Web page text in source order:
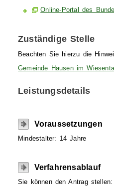
Online-Portal des
Zuständige Stelle
Beachten Sie hierzu die
Gemeinde Hausen im
Leistungsdetails
Voraussetzungen
Mindestalter: 14 Jahre
Verfahrensablauf
Sie können den Antrag stellen: